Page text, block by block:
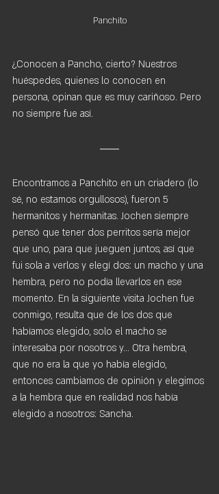
Panchito
¿Conocen a Pancho, cierto? Nuestros
huéspedes, quienes lo conocen en
persona, opinan que es muy cariñoso. Pero
no siempre fue así.
Encontramos a Panchito en un criadero (lo
sé, no estamos orgullosos), fueron 5
hermanitos y hermanitas. Jochen siempre
pensó que tener dos perritos sería mejor
que uno, para que jueguen juntos, así que
fui sola a verlos y elegí dos: un macho y una
hembra, pero no podía llevarlos en ese
momento. En la siguiente visita Jochen fue
conmigo, resulta que de los dos que
habíamos elegido, solo el macho se
interesaba por nosotros y... Otra hembra,
que no era la que yo había elegido,
entonces cambiamos de opinión y elegimos
a la hembra que en realidad nos había
elegido a nosotros: Sancha.